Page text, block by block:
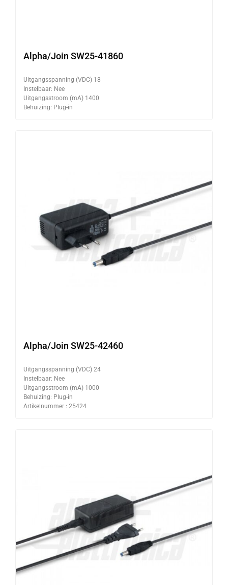
Alpha/Join SW25-41860
Uitgangsspanning (VDC) 18
Instelbaar: Nee
Uitgangsstroom (mA) 1400
Behuizing: Plug-in
Alpha/Join SW25-42460
Uitgangsspanning (VDC) 24
Instelbaar: Nee
Uitgangsstroom (mA) 1000
Behuizing: Plug-in
Artikelnummer : 25424